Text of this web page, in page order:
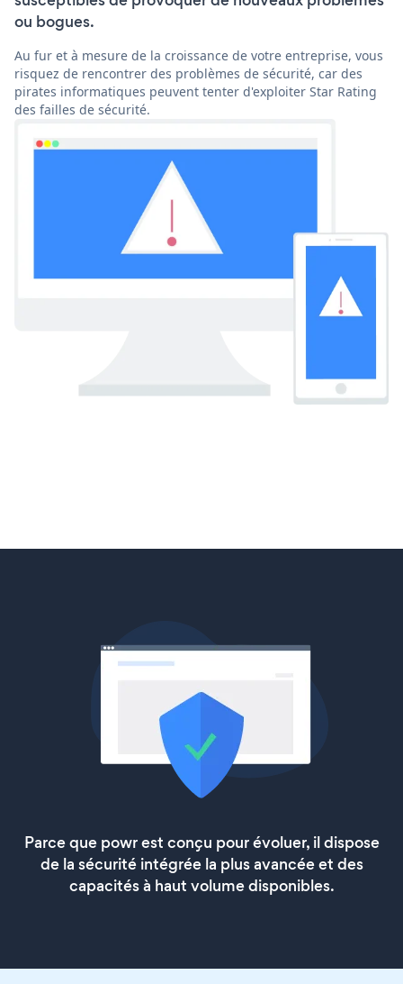
ou bogues.
Au fur et à mesure de la croissance de votre entreprise, vous
risquez de rencontrer des problèmes de sécurité, car des
pirates informatiques peuvent tenter d'exploiter Star Rating
des failles de sécurité.
Parce que powr est conçu pour évoluer, il dispose
de la sécurité intégrée la plus avancée et des
capacités à haut volume disponibles.